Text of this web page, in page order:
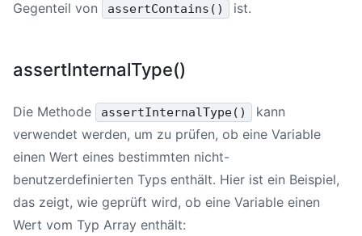
Gegenteil von
assertContains() ist.
assertInternalType()
Die Methode assertInternalType()
kann
verwendet werden, um zu prüfen, ob eine Variable
einen Wert eines bestimmten nicht-
benutzerdefinierten Typs enthält. Hier ist ein Beispiel,
das zeigt, wie geprüft wird, ob eine Variable einen
Wert vom Typ Array enthält: